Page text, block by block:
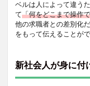
2
ガイ
ダン
ス動
介
3
ベルは人によって違う
て「何をどこまで操作
他の求職者との差別化
をもって伝えることがで
新社会人が身に付